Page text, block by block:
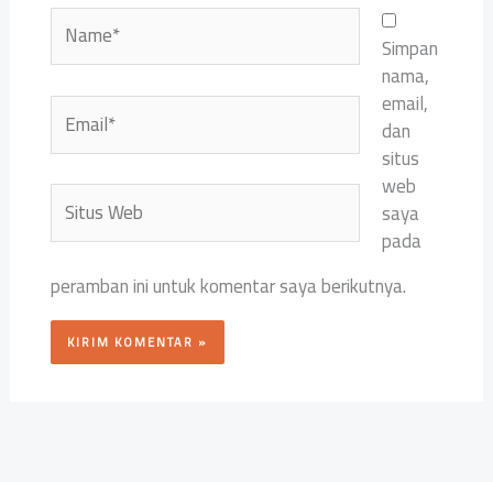
Name*
Email*
Situs
Web
Simpan
nama,
email,
dan
situs
web
saya
pada
peramban ini untuk komentar saya berikutnya.